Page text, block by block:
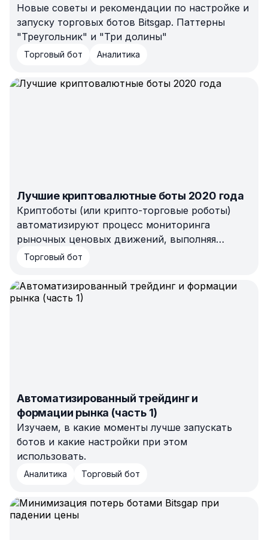
Новые советы и рекомендации по настройке и
запуску торговых ботов Bitsgap. Паттерны
"Треугольник" и "Три долины"
Торговый бот Аналитика
Лучшие криптовалютные боты 2020 года
Криптоботы (или крипто-торговые роботы)
автоматизируют процесс мониторинга
рыночных ценовых движений, выполняя
сделки на основе точных рыночных условий и
Торговый бот
Автоматизированный трейдинг и
формации рынка (часть 1)
Изучаем, в какие моменты лучше запускать
ботов и какие настройки при этом
использовать.
Аналитика Торговый бот